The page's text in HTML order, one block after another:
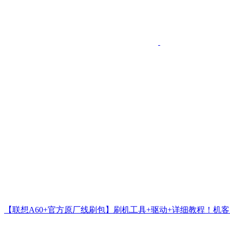
【联想A60+官方原厂线刷包】刷机工具+驱动+详细教程！机